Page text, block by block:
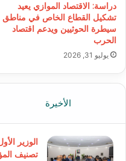
دراسة: الاقتصاد الموازي يعيد
تشكيل القطاع الخاص في مناطق
سيطرة الحوثيين ويدعم اقتصاد
الحرب
يوليو 31, 2026
الأخيرة
الوزير
تصنيف